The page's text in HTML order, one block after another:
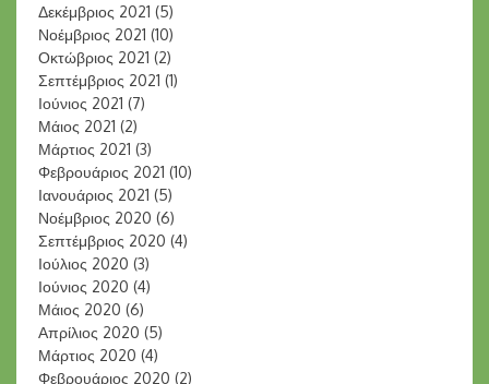
Δεκέμβριος 2021 (5)
Νοέμβριος 2021 (10)
Οκτώβριος 2021 (2)
Σεπτέμβριος 2021 (1)
Ιούνιος 2021 (7)
Μάιος 2021 (2)
Μάρτιος 2021 (3)
Φεβρουάριος 2021 (10)
Ιανουάριος 2021 (5)
Νοέμβριος 2020 (6)
Σεπτέμβριος 2020 (4)
Ιούλιος 2020 (3)
Ιούνιος 2020 (4)
Μάιος 2020 (6)
Απρίλιος 2020 (5)
Μάρτιος 2020 (4)
Φεβρουάριος 2020 (2)